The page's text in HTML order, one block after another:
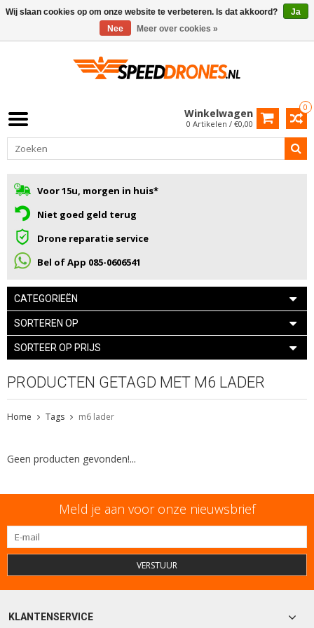
0
Winkelwagen
0 Artikelen / €0,00
Voor 15u, morgen in huis*
Niet goed geld terug
Drone reparatie service
Bel of App 085-0606541
CATEGORIEËN
SORTEREN OP
SORTEER OP PRIJS
PRODUCTEN GETAGD MET M6 LADER
Home Tags m6 lader
Geen producten gevonden!...
Meld je aan voor onze nieuwsbrief
VERSTUUR
KLANTENSERVICE
Wij slaan cookies op om onze website te verbeteren. Is dat akkoord?
Ja
Nee
Meer over cookies »